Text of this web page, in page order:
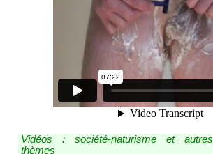
contact - site - forum
Recherche / Plan du site
Vidéos : société-naturisme et autres
thèmes